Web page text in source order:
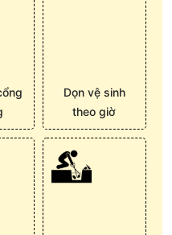
Dọn vệ sinh
theo giờ